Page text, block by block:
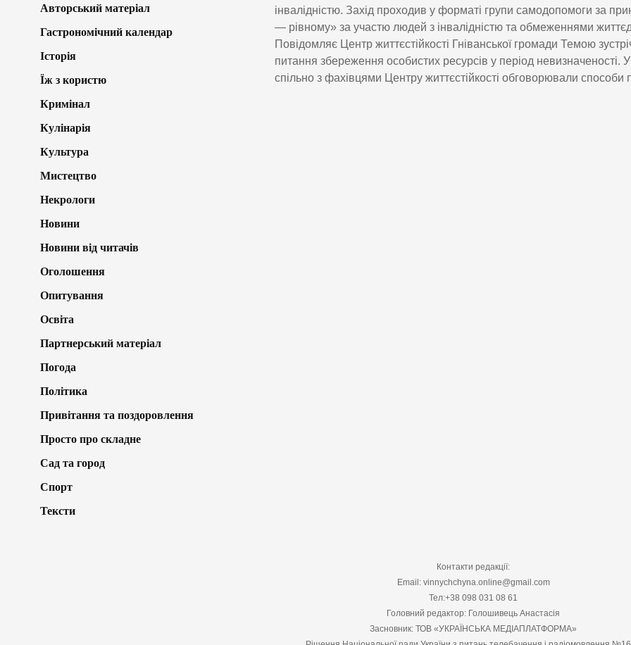
інвалідністю. Захід проходив у форматі групи самодопомоги за
— рівному» за участю людей з інвалідністю та обмеженнями
Повідомляє Центр життєстійкості Гніванської громади Темою
питання збереження особистих ресурсів у період невизначеності.
спільно з фахівцями Центру життєстійкості обговорювали способи
Авторський матеріал
Гастрономічний календар
Історія
Їж з користю
Кримінал
Кулінарія
Культура
Мистецтво
Некрологи
Новини
Новини від читачів
Оголошення
Опитування
Освіта
Партнерський матеріал
Погода
Політика
Привітання та поздоровлення
Просто про складне
Сад та город
Спорт
Тексти
Контакти редакції:
Email: vinnychchyna.online@gmail.com
Тел:+38 098 031 08 61
Головний редактор: Голошивець Анастасія
Засновник: ТОВ «УКРАЇНСЬКА МЕДІАПЛАТФОРМА»